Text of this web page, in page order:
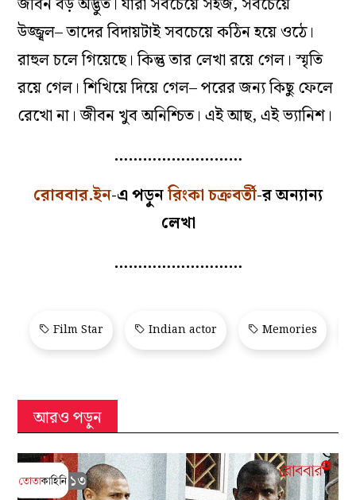
জীবন বড় অদ্ভুত। যারা সবচেয়ে সহজ, সবচেয়ে
উজ্জ্বল– তাদের বিদায়টাই সবচেয়ে কঠিন হয়ে ওঠে।
রাহুল চলে গিয়েছে। কিন্তু তার লেখা রয়ে গেল। স্মৃতি
রয়ে গেল। শিখিয়ে দিয়ে গেল– পরের জন‌্য কিছু ফেলে
রেখো না। জীবন খুব অনিশ্চিত। এই আছ, এই ভ‌্যানিশ।
………………………
রোববার.ইন-এ পড়ুনরিংকা চক্রবর্তী-র অন্যান্য
লেখা
………………………
Film Star Indian actor Memories
আরও পড়ুন